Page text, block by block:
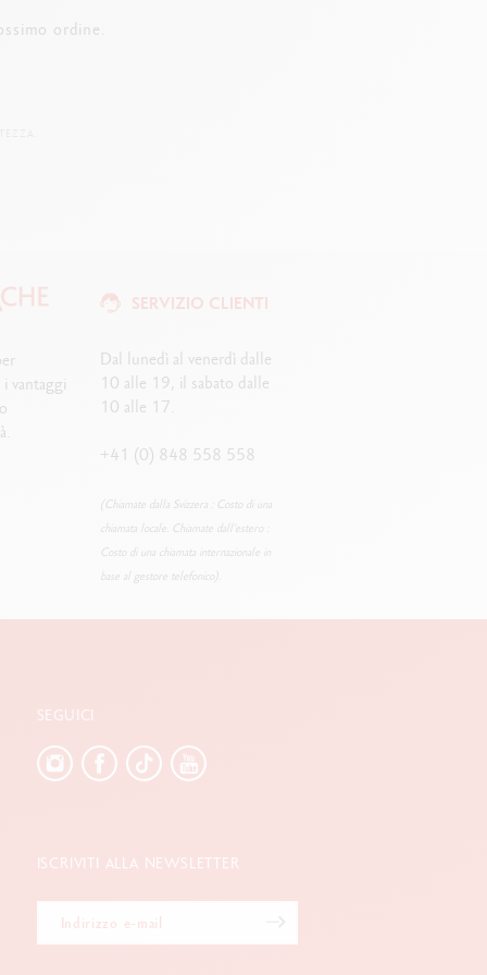
ordine.
SERVIZIO CLIENTI
Dal lunedì al venerdì dalle
10 alle 19, il sabato dalle
10 alle 17.
+41 (0) 848 558 558
(Chiamate dalla Svizzera : Costo di una
chiamata locale. Chiamate dall’estero :
Costo di una chiamata internazionale in
base al gestore telefonico).
vantaggi
SEGUICI
ISCRIVITI ALLA NEWSLETTER